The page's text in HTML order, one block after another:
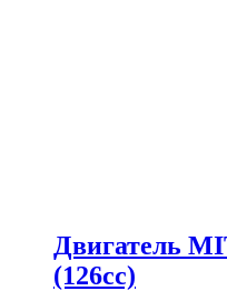
Двигатель
(126сс)